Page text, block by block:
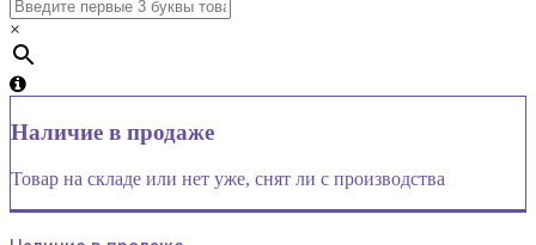
×
Наличие в продаже
Товар на складе или нет уже, снят ли с производства